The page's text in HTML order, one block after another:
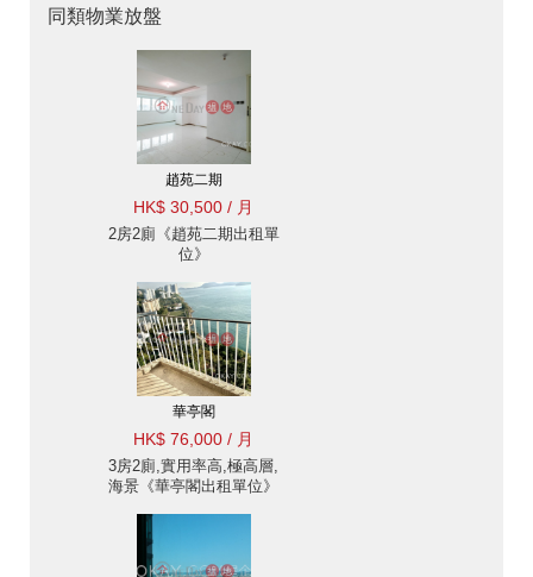
同類物業放盤
趙苑二期
HK$ 30,500 / 月
2房2廁《趙苑二期出租單
位》
華亭閣
HK$ 76,000 / 月
3房2廁,實用率高,極高層,
海景《華亭閣出租單位》